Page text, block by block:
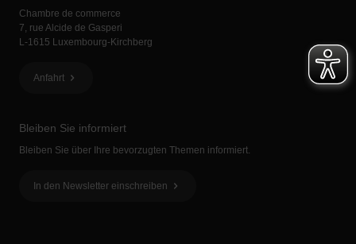
Bleiben Sie informiert
Bleiben Sie über Ihre bevorzugten Themen informiert.
In den Newsletter einschreiben
Chambre de commerce
7, rue Alcide de Gasperi
L-1615 Luxembourg-Kirchberg
Anfahrt